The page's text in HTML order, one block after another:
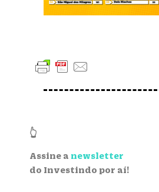
👆
Assine a newsletter
do Investindo por aí!